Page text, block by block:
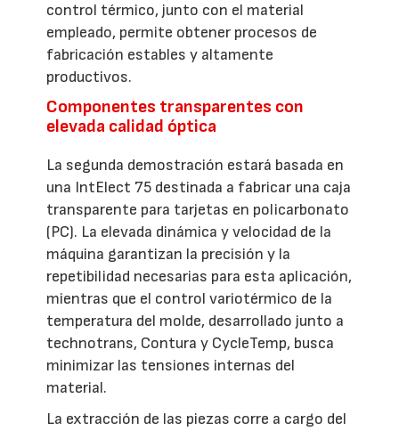
control térmico, junto con el material
empleado, permite obtener procesos de
fabricación estables y altamente
productivos.
Componentes transparentes con
elevada calidad óptica
La segunda demostración estará basada en
una IntElect 75 destinada a fabricar una caja
transparente para tarjetas en policarbonato
(PC). La elevada dinámica y velocidad de la
máquina garantizan la precisión y la
repetibilidad necesarias para esta aplicación,
mientras que el control variotérmico de la
temperatura del molde, desarrollado junto a
technotrans, Contura y CycleTemp, busca
minimizar las tensiones internas del
material.
La extracción de las piezas corre a cargo del